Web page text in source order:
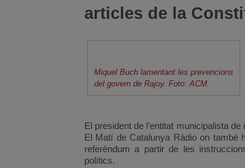
articles de la
Miquel Buch lamentant les prevencions
del govern de Rajoy. Foto: ACM.
El president de l’entitat municipalista
El Matí de Catalunya Ràdio on també
referèndum a partir de les
polítics.